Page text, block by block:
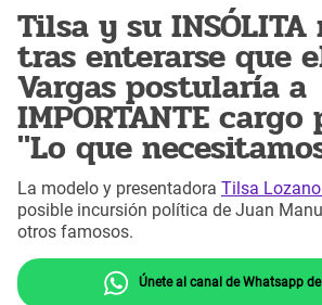
Tilsa y su
tras enterarse que
Vargas postularía a
IMPORTANTE
"Lo que
La modelo y presentadora Tilsa Lozano
posible incursión política de Juan
otros famosos.
Únete al canal de Whatsapp